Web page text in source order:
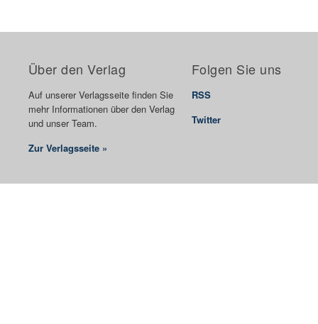
Über den Verlag
Auf unserer Verlagsseite finden Sie
mehr Informationen über den Verlag
und unser Team.
Zur Verlagsseite »
Folgen Sie uns
RSS
Twitter